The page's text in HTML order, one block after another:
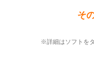
そ
※詳細はソフトを